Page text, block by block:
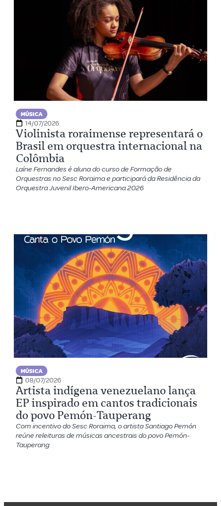
MÚSICA
14/07/2026
Violinista roraimense representará o
Brasil em orquestra internacional na
Colômbia
Laíne Fernandes é aluna do curso de Formação de
Orquestras no Sesc Roraima e participará da Residência da
Orquestra Juvenil Ibero-Americana 2026
MÚSICA
08/07/2026
Artista indígena venezuelano lança
EP inspirado em cantos tradicionais
do povo Pemón-Tauperang
Com incentivo do Sesc Roraima, o artista Santiago Pemón
reúne releituras de músicas ancestrais do povo Pemón-
Tauperang